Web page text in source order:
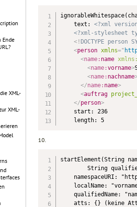
Ende
XML-
XML-
    text:
<?xml
<?xml-stylesheet
<! DOCTYPE person
<person xmlns="
<name: name
<name:vorname>
<name: nachname
</name: name>
<auftrag
</person>
    start: 236
    length: 5
10.
startElement(String
String
namespaceURI:
localName:
qualifiedName:
atts: {} (keine